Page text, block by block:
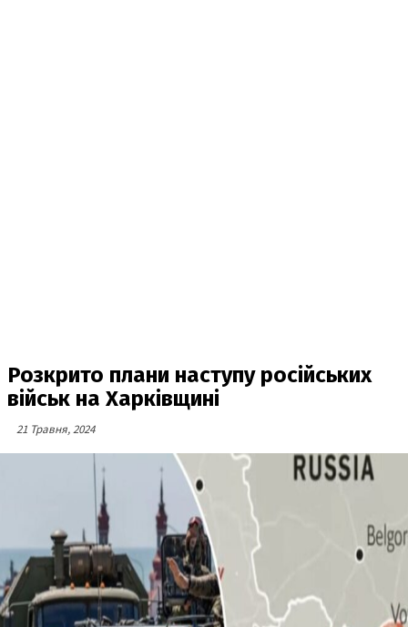
Розкрито плани наступу російських
військ на Харківщині
21 Травня, 2024